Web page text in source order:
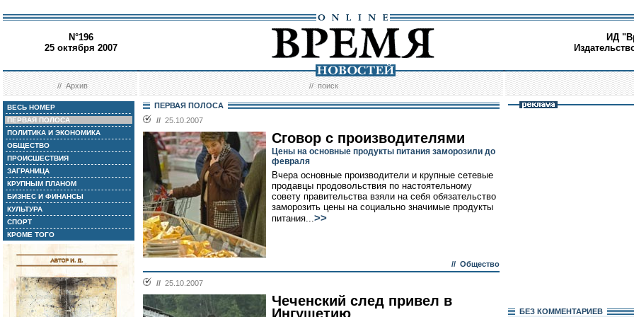
N°196
25 октября 2007
ИД
//Архив //поиск
ВЕСЬ НОМЕР
ПЕРВАЯ ПОЛОСА
ПОЛИТИКА И ЭКОНОМИКА
ОБЩЕСТВО
ПРОИСШЕСТВИЯ
ЗАГРАНИЦА
КРУПНЫМ ПЛАНОМ
БИЗНЕС И ФИНАНСЫ
КУЛЬТУРА
СПОРТ
КРОМЕ ТОГО
ПЕРВАЯ ПОЛОСА
// 25.10.2007
Сговор с производителями
Цены на основные продукты питания заморозили до
февраля
Вчера основные производители и крупные сетевые
продавцы продовольствия по настоятельному
совету правительства взяли на себя обязательство
заморозить цены на социально значимые продукты
питания...>>
// Общество
// 25.10.2007
Чеченский след привел в
Ингушетию
БЕЗ КОМMЕНТАРИЕВ